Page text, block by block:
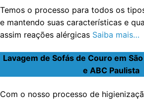
Temos o processo para todos os
e mantendo suas características e
assim reações alérgicas Saiba mais…
Lavagem de Sofás de Couro em
e ABC Paulista
Com o nosso processo de